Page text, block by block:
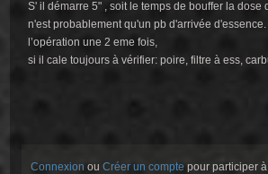
S' il démarre 5" , soit le temps de bouffer la dose
n'est probablement qu'un pb d'arrivée
l’opération une 2 eme fois,
si il cale toujours à vérifier: poire, filtre à ess,
Connexion ouCréer un compte pour participer